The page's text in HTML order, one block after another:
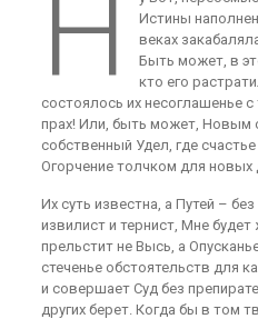
Н
Истины
веках
Быть может, в
кто его
состоялось их несоглашенье
прах! Или, быть может, Новым
собственный Удел, где
Огорчение толчком для новых
Их суть известна, а Путей –
извилист и тернист, Мне будет
прельстит не Высь, а
стеченье обстоятельств для
и совершает Суд без
других берет. Когда бы в том